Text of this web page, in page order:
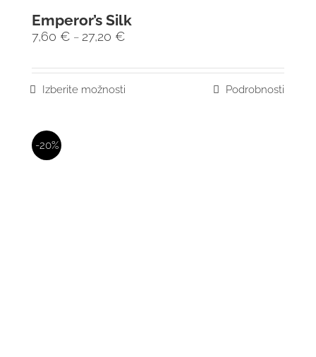
Emperor’s Silk
7,60 € – 27,20 €
Izberite možnosti Podrobnosti
-20%